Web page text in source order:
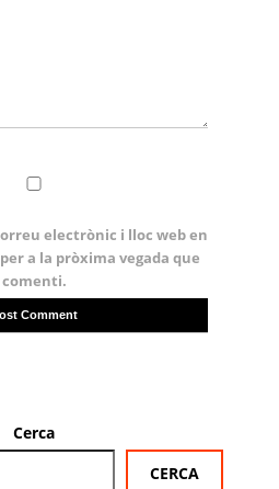
electrònic i lloc web en
a la pròxima vegada que
comenti.
Cerca
CERCA